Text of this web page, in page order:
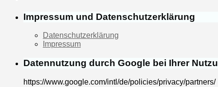
Impressum und Datenschutzerklärung
Datenschutzerklärung
Impressum
Datennutzung durch Google bei Ihrer
https://www.google.com/intl/de/policies/privacy/partners/